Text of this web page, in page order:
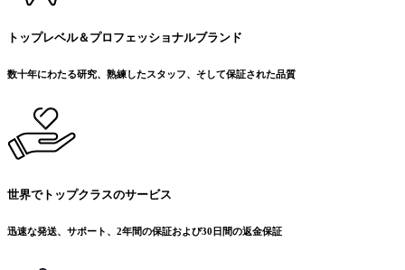
トップレベル＆プロフェッショナルブランド
数十年にわたる研究、熟練したスタッフ、そして保証された品質
世界でトップクラスのサービス
迅速な発送、サポート、2年間の保証および30日間の返金保証